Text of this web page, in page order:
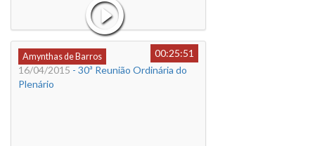
Amynthas de Barros
00:25:51
16/04/2015 - 30ª Reunião Ordinária do
Plenário